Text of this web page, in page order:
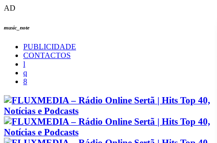
AD
music_note
PUBLICIDADE
CONTACTOS